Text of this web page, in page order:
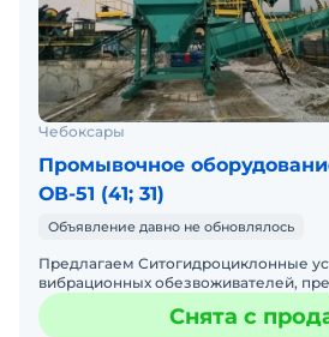
Чебоксары
Промывочное
ОВ-51 (41; 31)
Объявление давно не обновлялось
Предлагаем Ситогидроциклонные
вибрационных обезвоживателей,
окончательной очистки пульпы,
классификатора (Снята с